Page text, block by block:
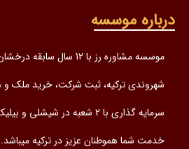
درباره موسسه
موسسه مشاوره رز با 12 سال
شهروندی ترکیه، ثبت شرکت، خرید ملک و
سرمایه گذاری با 2 شعبه در
خدمت شما هموطنان عزیز در ترکیه میباشد.